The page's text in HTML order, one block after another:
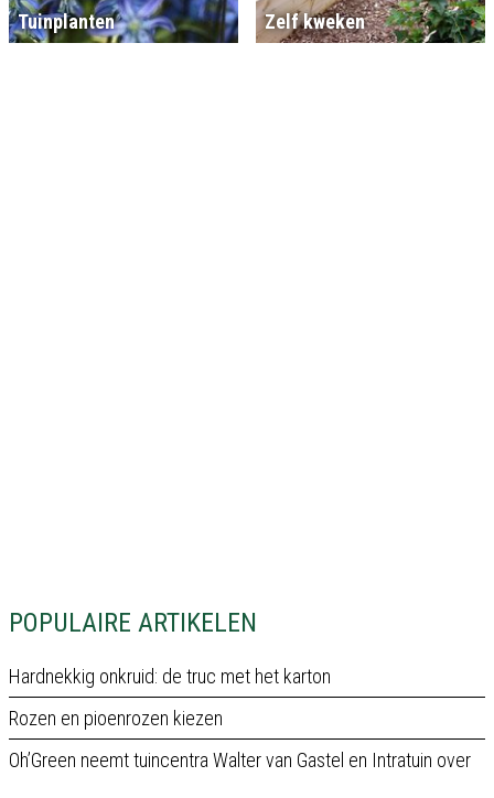
POPULAIRE ARTIKELEN
Hardnekkig onkruid: de truc met het karton
Rozen en pioenrozen kiezen
Oh’Green neemt tuincentra Walter van Gastel en Intratuin over
Tuinplanten Zelf kweken